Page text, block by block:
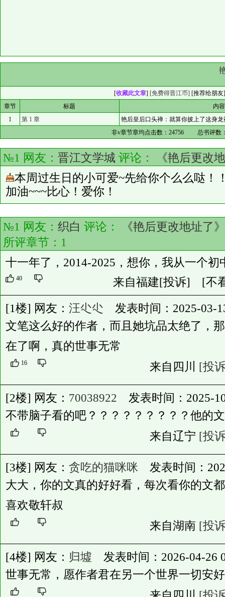
[收藏此文章] [免费得晋江币] [推荐给朋友
章节
标题
内
1
第 1 章
艳后皇后口头禅：就算你披上了这身
非v章节章均点击数： 24756 总书评数
№1 网友： 晋江文学城 评论：
《艳后更改
本周过生日的小可爱~先给你个么么哒！
加油~~~比心！爱你！
№1 网友： 织白 评论：
《艳后更改地址了》
所评章节： 1
十一年了，2014-2025，想你，我从一个初
40 来自福建[投诉] [不
[1楼] 网友： 汪尐尐 发表时间：2025-03-
文笔这么好的作者，而且她坑品太绝了，
在了啊，真的世事无常
16 来自四川 [投
[2楼] 网友： 70038922 发表时间：2025-
不带脑子看的吧？？？？？？？？？他的
来自辽宁 [投
[3楼] 网友： 贪吃的猫咪咪 发表时间：
大大，你的文真的好好看，每次看你的文
喜欢敬轩叔
来自湖南 [投
[4楼] 网友： 归墟 发表时间：2026-04-26
世事无常，愿作者君在另一个世界一切安